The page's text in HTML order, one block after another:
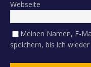
Webseite
Meinen Namen, E-
speichern, bis ich